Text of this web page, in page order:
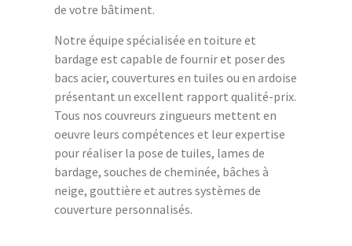
de votre bâtiment.
Notre équipe spécialisée en toiture et
bardage est capable de fournir et poser des
bacs acier, couvertures en tuiles ou en ardoise
présentant un excellent rapport qualité-prix.
Tous nos couvreurs zingueurs mettent en
oeuvre leurs compétences et leur expertise
pour réaliser la pose de tuiles, lames de
bardage, souches de cheminée, bâches à
neige, gouttière et autres systèmes de
couverture personnalisés.